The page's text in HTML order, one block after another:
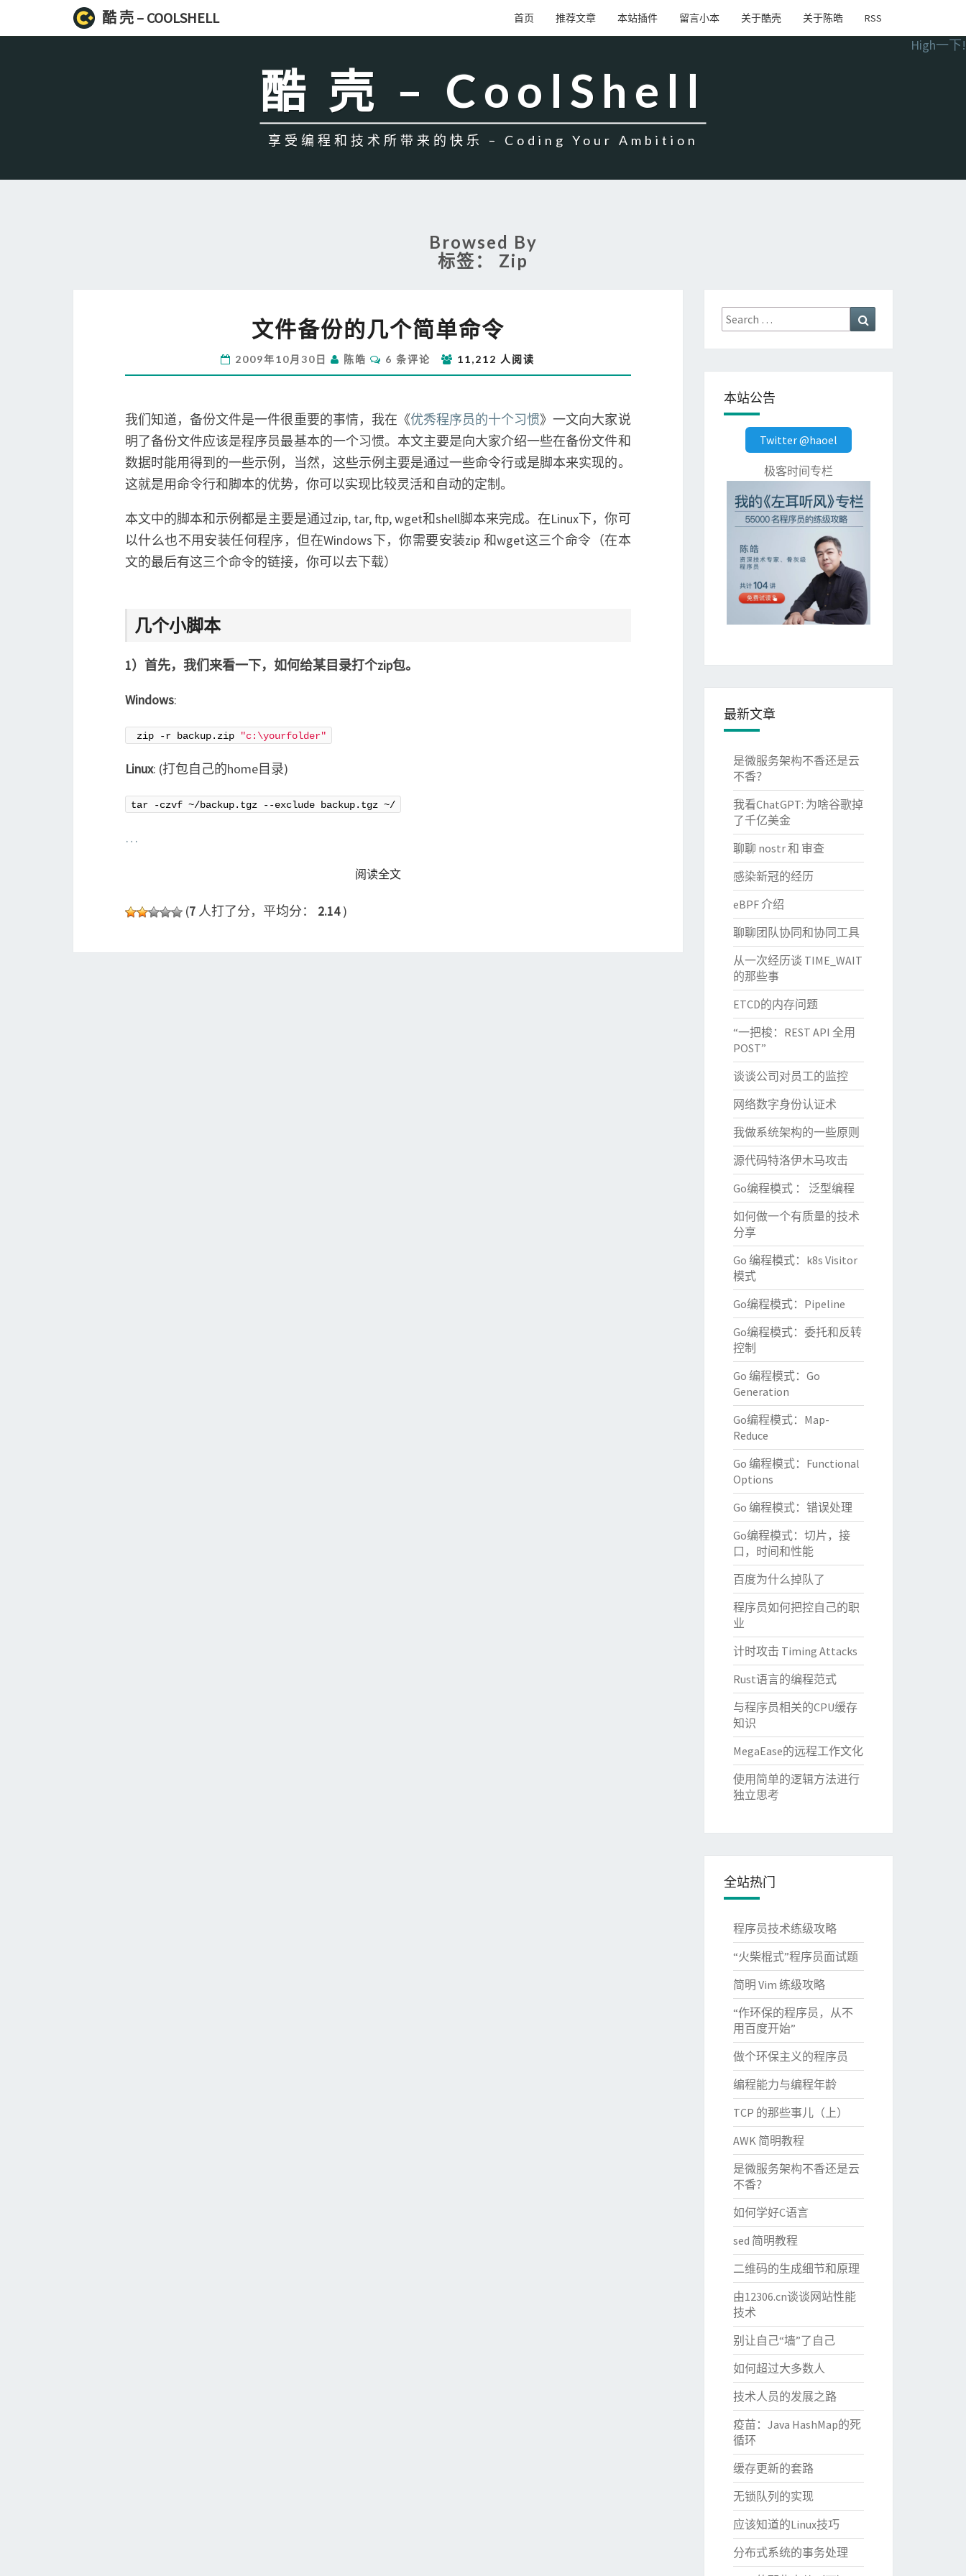
酷 壳 – COOLSHELL 首页 推荐文章 本站插件 留言小本 关于酷壳 关于陈皓 RSS
High一下!
酷 壳 – CoolShell
享受编程和技术所带来的快乐 – Coding Your Ambition
Browsed By
标签： Zip
件
份
个
简
单
命
令
文件备份的几个简单命令
2009年10月30日 陈皓
评
论
6 条评论 11,212 人阅读
我们知道，备份文件是一件很重要的事情，我在《优秀程序员的十个习惯》一文向大家说
明了备份文件应该是程序员最基本的一个习惯。本文主要是向大家介绍一些在备份文件和
数据时能用得到的一些示例，当然，这些示例主要是通过一些命令行或是脚本来实现的。
这就是用命令行和脚本的优势，你可以实现比较灵活和自动的定制。
本文中的脚本和示例都是主要是通过zip, tar, ftp, wget和shell脚本来完成。在Linux下，你可
以什么也不用安装任何程序，但在Windows下，你需要安装zip 和wget这三个命令（在本
文的最后有这三个命令的链接，你可以去下载）
几个小脚本
1）首先，我们来看一下，如何给某目录打个zip包。
Windows:
zip -r backup.zip "c:\yourfolder"
Linux: (打包自己的home目录)
tar -czvf ~/backup.tgz --exclude backup.tgz ~/
…
阅读全文READ MORE
(7 人打了分，平均分： 2.14)
Search
for:
本站公告
Twitter @haoel
极客时间专栏
最新文章
是微服务架构不香还是云
不香？
我看ChatGPT: 为啥谷歌掉
了千亿美金
聊聊 nostr 和 审查
感染新冠的经历
eBPF 介绍
聊聊团队协同和协同工具
从一次经历谈 TIME_WAIT
的那些事
ETCD的内存问题
“一把梭：REST API 全用
POST”
谈谈公司对员工的监控
网络数字身份认证术
我做系统架构的一些原则
源代码特洛伊木马攻击
Go编程模式 ： 泛型编程
如何做一个有质量的技术
分享
Go 编程模式：k8s Visitor
模式
Go编程模式：Pipeline
Go编程模式：委托和反转
控制
Go 编程模式：Go
Generation
Go编程模式：Map-
Reduce
Go 编程模式：Functional
Options
Go 编程模式：错误处理
Go编程模式：切片，接
口，时间和性能
百度为什么掉队了
程序员如何把控自己的职
业
计时攻击 Timing Attacks
Rust语言的编程范式
与程序员相关的CPU缓存
知识
MegaEase的远程工作文化
使用简单的逻辑方法进行
独立思考
全站热门
程序员技术练级攻略
“火柴棍式”程序员面试题
简明 Vim 练级攻略
“作环保的程序员，从不
用百度开始”
做个环保主义的程序员
编程能力与编程年龄
TCP 的那些事儿（上）
AWK 简明教程
是微服务架构不香还是云
不香？
如何学好C语言
sed 简明教程
二维码的生成细节和原理
由12306.cn谈谈网站性能
技术
别让自己“墙”了自己
如何超过大多数人
技术人员的发展之路
疫苗：Java HashMap的死
循环
缓存更新的套路
无锁队列的实现
应该知道的Linux技巧
分布式系统的事务处理